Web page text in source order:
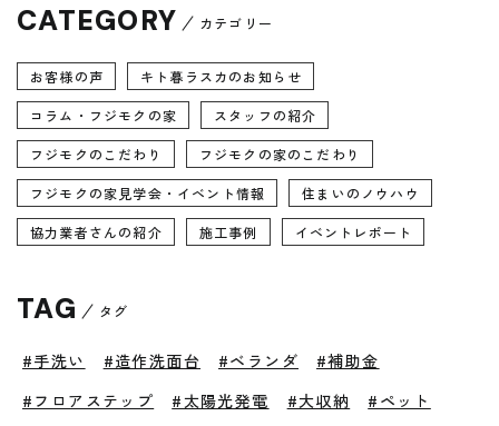
CATEGORY カテゴリー
お客様の声 キト暮ラスカのお知らせ
コラム・フジモクの家 スタッフの紹介
フジモクのこだわり フジモクの家のこだわり
フジモクの家見学会・イベント情報 住まいのノウハウ
協力業者さんの紹介 施工事例 イベントレポート
TAG タグ
#手洗い #造作洗面台 #ベランダ
#補助金
#フロアステップ
#太陽光発電 #大収納
#ペット